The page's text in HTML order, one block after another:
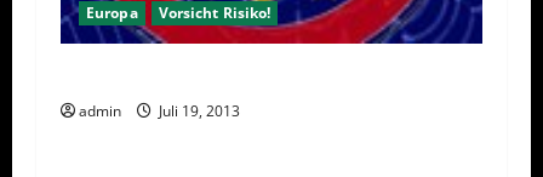
Europa Vorsicht Risiko!
admin Juli 19, 2013
Deutschland Vorsicht Risiko!